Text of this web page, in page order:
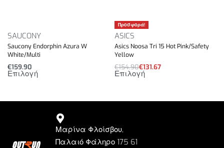
SAUCONY
Saucony Endorphin Azura W
White/Multi
€159.90
Επιλογή
Προσφορά!
ASICS
Asics Noosa Tri 15 Hot Pink/Safety
Yellow
€154.90€131.67
Επιλογή
Μαρίνα Φλοίσβου,
Παλαιό Φάληρο 175 61